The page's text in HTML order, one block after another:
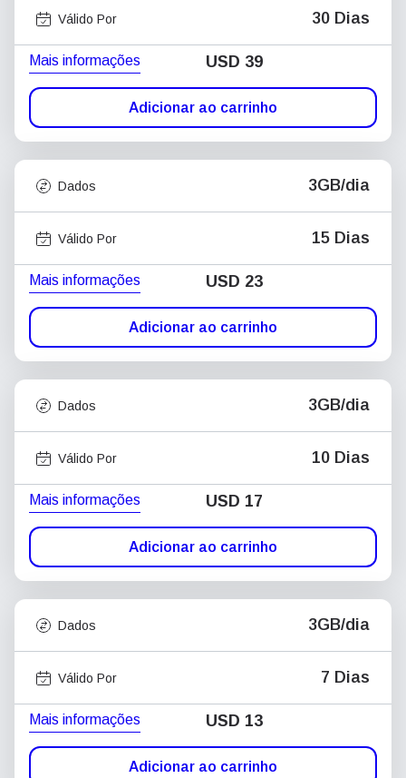
Válido Por 30 Dias
Mais informações USD 39
Adicionar ao carrinho
Dados 3GB/dia
Válido Por 15 Dias
Mais informações USD 23
Adicionar ao carrinho
Dados 3GB/dia
Válido Por 10 Dias
Mais informações USD 17
Adicionar ao carrinho
Dados 3GB/dia
Válido Por 7 Dias
Mais informações USD 13
Adicionar ao carrinho